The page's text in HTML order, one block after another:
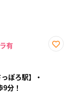
有
ぽろ駅】・
分！